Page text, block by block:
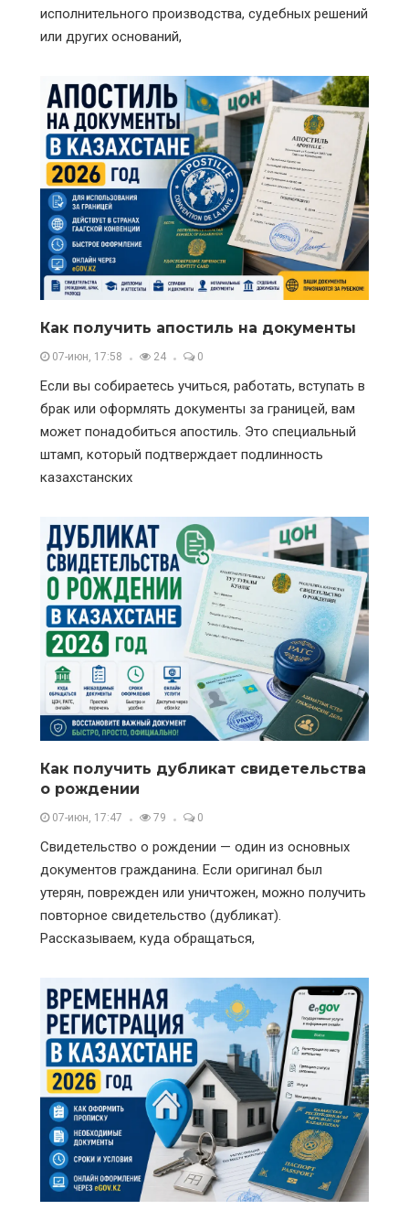
исполнительного производства, судебных решений
или других оснований,
Как получить апостиль на документы
07-июн, 17:58 24 0
Если вы собираетесь учиться, работать, вступать в
брак или оформлять документы за границей, вам
может понадобиться апостиль. Это специальный
штамп, который подтверждает подлинность
казахстанских
Как получить дубликат свидетельства
о рождении
07-июн, 17:47 79 0
Свидетельство о рождении — один из основных
документов гражданина. Если оригинал был
утерян, поврежден или уничтожен, можно получить
повторное свидетельство (дубликат).
Рассказываем, куда обращаться,